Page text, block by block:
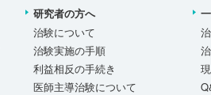
研究者の方へ
治験について
治験実施の手順
利益相反の手続き
医師主導治験について